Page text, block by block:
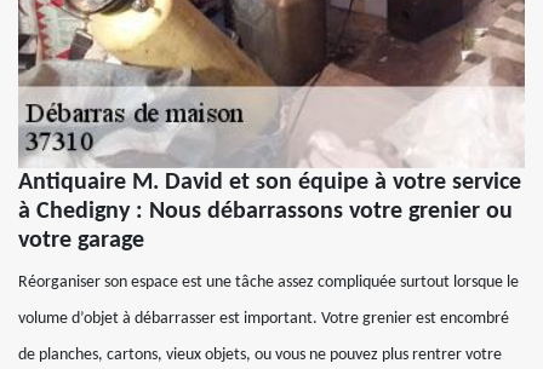
Antiquaire M. David et son équipe à votre service
à Chedigny : Nous débarrassons votre grenier ou
votre garage
Réorganiser son espace est une tâche assez compliquée surtout lorsque le
volume d’objet à débarrasser est important. Votre grenier est encombré
de planches, cartons, vieux objets, ou vous ne pouvez plus rentrer votre